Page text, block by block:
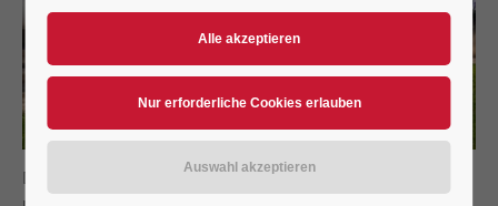
Die Stahlschuhartisten der Trans MF Landshut Devils